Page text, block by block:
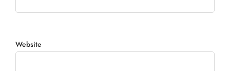
Website